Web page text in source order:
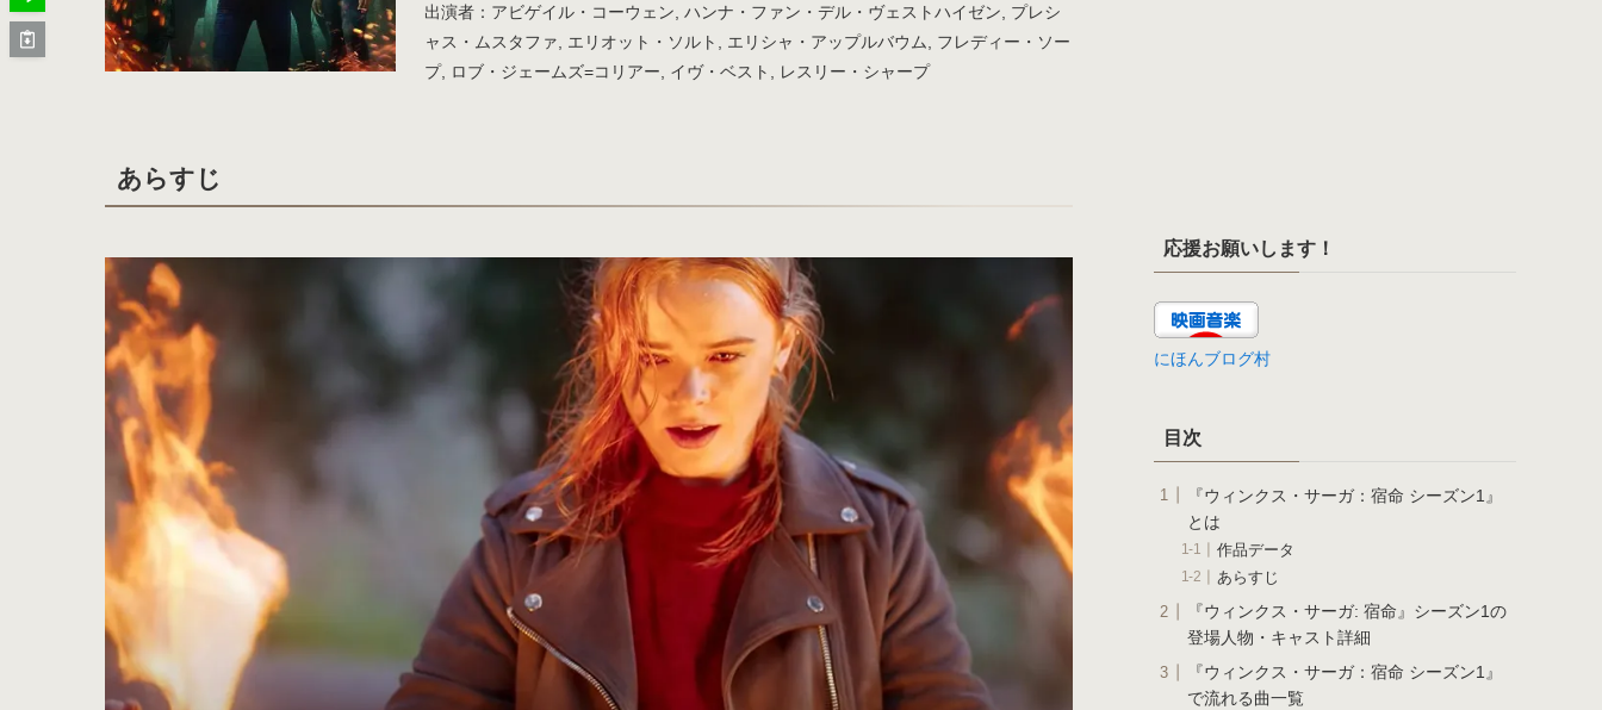
出演者：アビゲイル・コーウェン, ハンナ・ファン・デル・ヴェストハイゼン, プレシ
ャス・ムスタファ, エリオット・ソルト, エリシャ・アップルバウム, フレディー・ソー
プ, ロブ・ジェームズ=コリアー, イヴ・ベスト, レスリー・シャープ
あらすじ
応援お願いします！
にほんブログ村
目次
『ウィンクス・サーガ：宿命 シーズン1』
とは
作品データ
あらすじ
『ウィンクス・サーガ: 宿命』シーズン1の
登場人物・キャスト詳細
『ウィンクス・サーガ：宿命 シーズン1』
で流れる曲一覧